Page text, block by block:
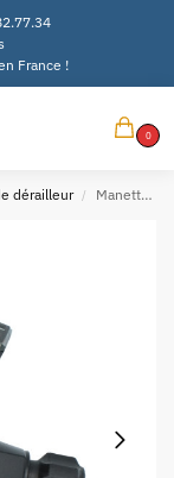
France !
0
dérailleur / Manette de dérailleur 8V Shimano SL-M315 pour droite